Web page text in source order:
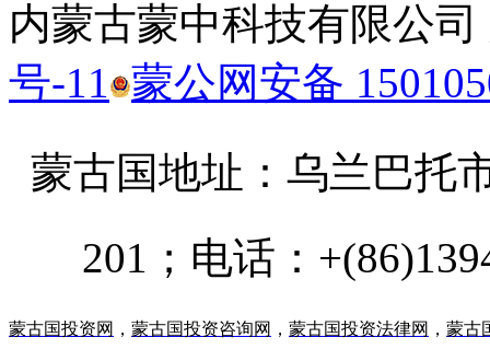
内蒙古蒙中科技有限公
号-11 蒙公网安备
蒙古国地址： 乌兰巴托
201；电话：
蒙古国投资网 ， 蒙古国投资咨询网 ， 蒙古国投资法律网 ， 蒙古